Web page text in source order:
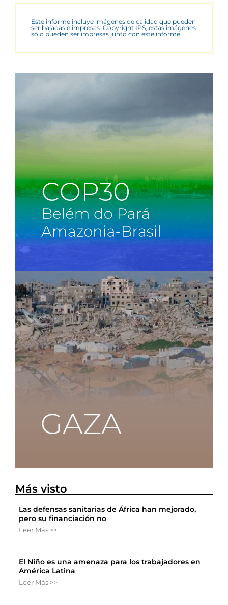
Este informe incluye imágenes de calidad que pueden
ser bajadas e impresas. Copyright IPS, estas imágenes
sólo pueden ser impresas junto con este informe
Más visto
Las defensas sanitarias de África han mejorado,
pero su financiación no
Leer Más >>
El Niño es una amenaza para los trabajadores en
América Latina
Leer Más >>